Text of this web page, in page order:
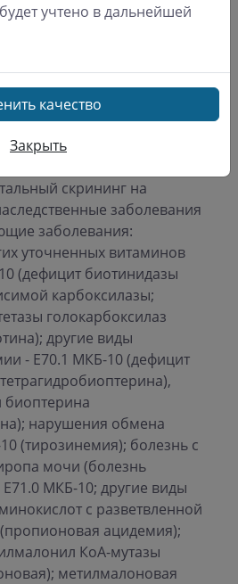
рост останавливается, в
Применение
и снимает признаки
проводится
скрининг на
заболевания
заболевания:
уточненных витаминов
(дефицит биотинидазы
карбоксилазы;
голокарбоксилаз
другие виды
- Е70.1 МКБ-10 (дефицит
биоптерина
нарушения обмена
(тирозинемия); болезнь с
мочи (болезнь
МКБ-10; другие виды
с разветвленной
ацидемия);
КоА-мутазы
метилмалоновая
учтено в дальнейшей
качество
Закрыть